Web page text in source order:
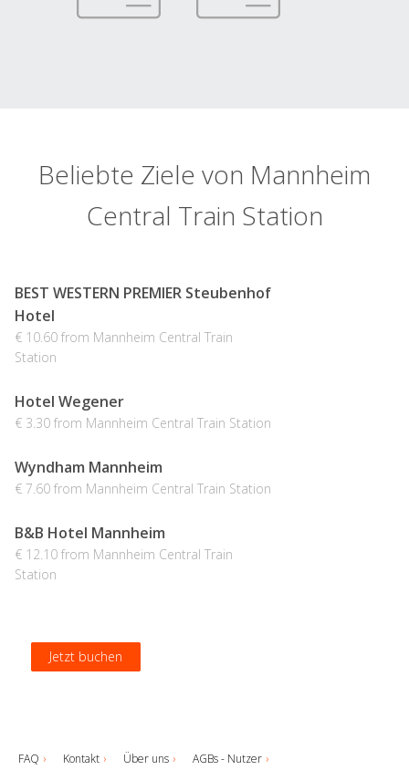
Beliebte Ziele von Mannheim
Central Train Station
BEST WESTERN PREMIER Steubenhof
Hotel
€ 10.60 from Mannheim Central Train
Station
Jetzt buchen
Hotel Wegener
€ 3.30 from Mannheim Central Train Station
Jetzt buchen
Wyndham Mannheim
€ 7.60 from Mannheim Central Train Station
Jetzt buchen
B&B Hotel Mannheim
€ 12.10 from Mannheim Central Train
Station
Jetzt buchen
FAQ Kontakt Über uns
AGBs - Nutzer